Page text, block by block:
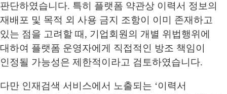
판단하였습니다. 특히 플랫폼 약관상 이력서 정보의
재배포 및 목적 외 사용 금지 조항이 이미 존재하고
있는 점을 고려할 때, 기업회원의 개별 위법행위에
대하여 플랫폼 운영자에게 직접적인 방조 책임이
인정될 가능성은 제한적이라고 검토하였습니다.
다만 인재검색 서비스에서 노출되는 ‘이력서